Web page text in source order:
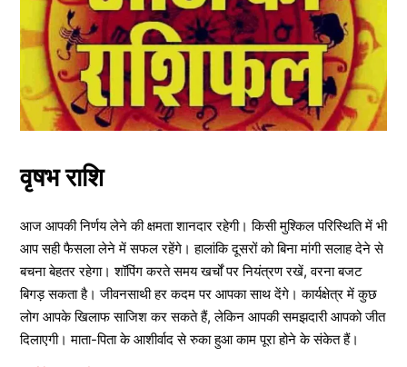
वृषभ राशि
आज आपकी निर्णय लेने की क्षमता शानदार रहेगी। किसी मुश्किल परिस्थिति में भी
आप सही फैसला लेने में सफल रहेंगे। हालांकि दूसरों को बिना मांगी सलाह देने से
बचना बेहतर रहेगा। शॉपिंग करते समय खर्चों पर नियंत्रण रखें, वरना बजट
बिगड़ सकता है। जीवनसाथी हर कदम पर आपका साथ देंगे। कार्यक्षेत्र में कुछ
लोग आपके खिलाफ साजिश कर सकते हैं, लेकिन आपकी समझदारी आपको जीत
दिलाएगी। माता-पिता के आशीर्वाद से रुका हुआ काम पूरा होने के संकेत हैं।